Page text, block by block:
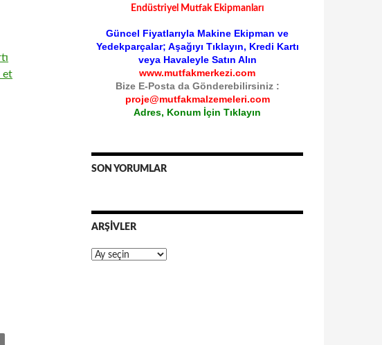
Endüstriyel Mutfak Ekipmanları
Güncel Fiyatlarıyla Makine Ekipman ve
Yedekparçalar; Aşağıyı Tıklayın, Kredi Kartı
veya Havaleyle Satın Alın
www.mutfakmerkezi.com
Bize E-Posta da Gönderebilirsiniz :
proje@mutfakmalzemeleri.com
Adres, Konum İçin Tıklayın
SON YORUMLAR
ARŞIVLER
Arşivler